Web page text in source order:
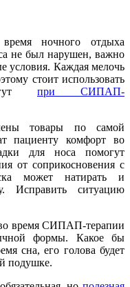
ночного отдыха
не был нарушен, важно
условия. Каждая мелочь
стоит использовать
при СИПАП-
товары по самой
пациенту комфорт во
для носа помогут
от соприкосновения с
может натирать и
Исправить ситуацию
время СИПАП-терапии
формы. Какое бы
сна, его голова будет
подушке.